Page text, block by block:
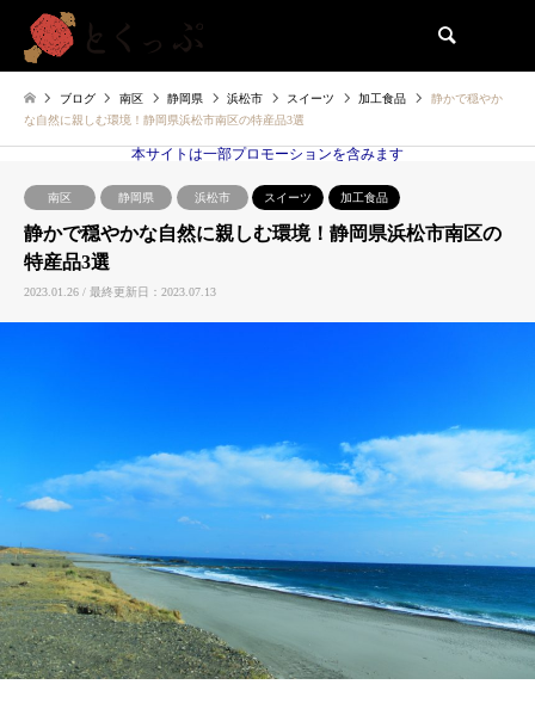
ブログ 南区 静岡県 浜松市 スイーツ 加工食品
静かで穏やか
な自然に親しむ環境！静岡県浜松市南区の特産品3選
本サイトは一部プロモーションを含みます
南区 静岡県 浜松市 スイーツ 加工食品
静かで穏やかな自然に親しむ環境！静岡県浜松市南区の
特産品3選
2023.01.26 / 最終更新日：2023.07.13